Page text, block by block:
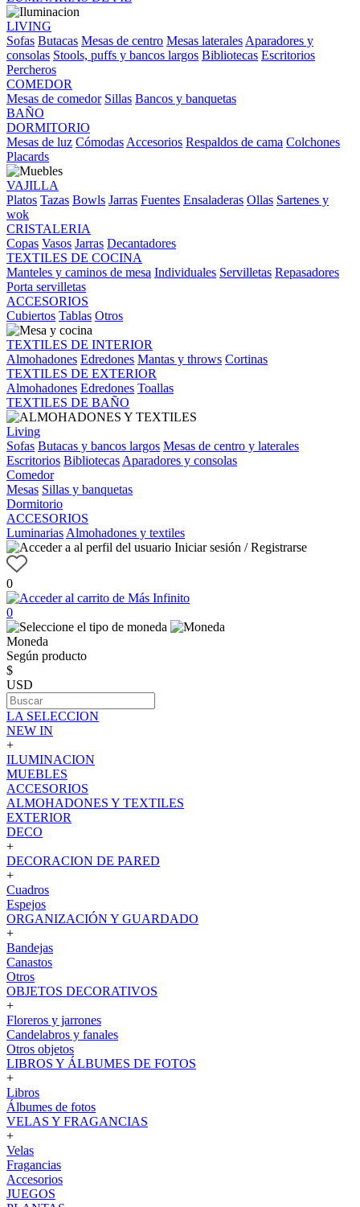
LIVING
Sofas Butacas Mesas de centro Mesas laterales Aparadores y
consolas Stools, puffs y bancos largos Bibliotecas Escritorios
Percheros
COMEDOR
Mesas de comedor Sillas Bancos y banquetas
BAÑO
DORMITORIO
Mesas de luz Cómodas Accesorios Respaldos de cama Colchones
Placards
VAJILLA
Platos Tazas Bowls Jarras Fuentes Ensaladeras Ollas Sartenes y
wok
CRISTALERIA
Copas Vasos Jarras Decantadores
TEXTILES DE COCINA
Manteles y caminos de mesa Individuales Servilletas Repasadores
Porta servilletas
ACCESORIOS
Cubiertos Tablas Otros
TEXTILES DE INTERIOR
Almohadones Edredones Mantas y throws Cortinas
TEXTILES DE EXTERIOR
Almohadones Edredones Toallas
TEXTILES DE BAÑO
Living
Sofas Butacas y bancos largos Mesas de centro y laterales
Escritorios Bibliotecas Aparadores y consolas
Comedor
Mesas Sillas y banquetas
Dormitorio
ACCESORIOS
Luminarias Almohadones y textiles
Iniciar sesión / Registrarse
0
0
Moneda
Según producto
$
USD
LA SELECCION
NEW IN
+
ILUMINACION
MUEBLES
ACCESORIOS
ALMOHADONES Y TEXTILES
EXTERIOR
DECO
+
DECORACION DE PARED
+
Cuadros
Espejos
ORGANIZACIÓN Y GUARDADO
+
Bandejas
Canastos
Otros
OBJETOS DECORATIVOS
+
Floreros y jarrones
Candelabros y fanales
Otros objetos
LIBROS Y ÁLBUMES DE FOTOS
+
Libros
Álbumes de fotos
VELAS Y FRAGANCIAS
+
Velas
Fragancias
Accesorios
JUEGOS